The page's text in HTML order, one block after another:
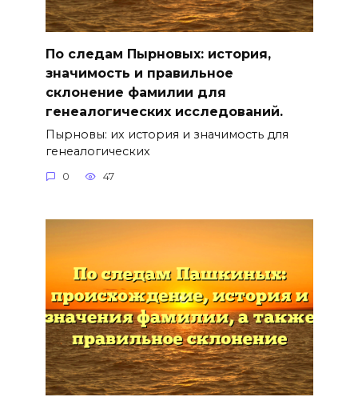
По следам Пырновых: история,
значимость и правильное
склонение фамилии для
генеалогических исследований.
Пырновы: их история и значимость для
генеалогических
0 47